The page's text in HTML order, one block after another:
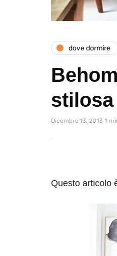
dove dormire
stilosa
Dicembre 13, 2013 1
Questo articolo